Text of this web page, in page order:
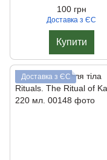
100 грн
Доставка з ЄС
Купити
Доставка з ЄС